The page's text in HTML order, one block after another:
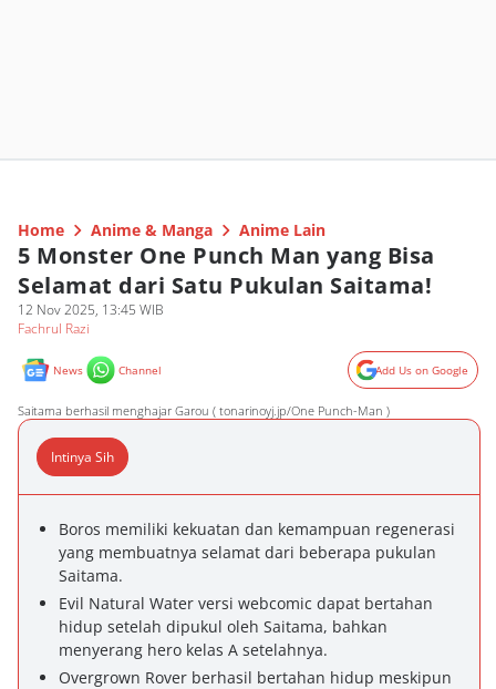
Home Anime & Manga Anime Lain
5 Monster One Punch Man yang Bisa
Selamat dari Satu Pukulan Saitama!
12 Nov 2025, 13:45 WIB
Fachrul Razi
News Channel Add Us on Google
Saitama berhasil menghajar Garou ( tonarinoyj.jp/One Punch-Man )
Intinya Sih
Boros memiliki kekuatan dan kemampuan regenerasi
yang membuatnya selamat dari beberapa pukulan
Saitama.
Evil Natural Water versi webcomic dapat bertahan
hidup setelah dipukul oleh Saitama, bahkan
menyerang hero kelas A setelahnya.
Overgrown Rover berhasil bertahan hidup meskipun